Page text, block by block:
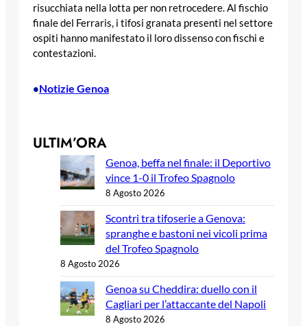
risucchiata nella lotta per non retrocedere. Al fischio
finale del Ferraris, i tifosi granata presenti nel settore
ospiti hanno manifestato il loro dissenso con fischi e
contestazioni.
•Notizie Genoa
ULTIM’ORA
Genoa, beffa nel finale: il Deportivo
vince 1-0 il Trofeo Spagnolo
8 Agosto 2026
Scontri tra tifoserie a Genova:
spranghe e bastoni nei vicoli prima
del Trofeo Spagnolo
8 Agosto 2026
Genoa su Cheddira: duello con il
Cagliari per l’attaccante del Napoli
8 Agosto 2026